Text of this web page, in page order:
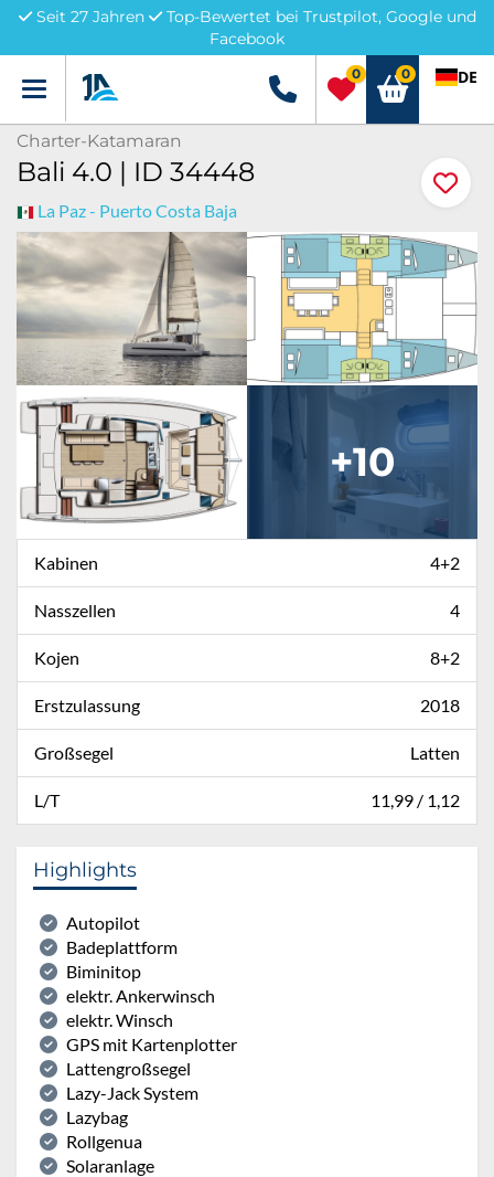
Seit 27 Jahren
Top-Bewertet bei Trustpilot, Google und
Facebook
Menü +49 5741 3222690
0 0 DE
Charter-Katamaran
Bali 4.0 | ID 34448
La Paz - Puerto Costa Baja
+10
Kabinen 4+2
Nasszellen 4
Kojen 8+2
Erstzulassung 2018
Großsegel Latten
L/T 11,99 / 1,12
Highlights
Autopilot
Badeplattform
Biminitop
elektr. Ankerwinsch
elektr. Winsch
GPS mit Kartenplotter
Lattengroßsegel
Lazy-Jack System
Lazybag
Rollgenua
Solaranlage